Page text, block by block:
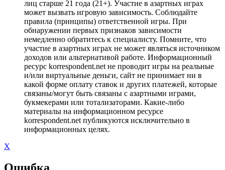
лиц старше 21 года (21+). Участие в азартных играх
может вызвать игровую зависимость. Соблюдайте
правила (принципы) ответственной игры. При
обнаружении первых признаков зависимости
немедленно обратитесь к специалисту. Помните, что
участие в азартных играх не может являться источником
доходов или альтернативой работе. Информационный
ресурс korrespondent.net не проводит игры на реальные
и/или виртуальные деньги, сайт не принимает ни в
какой форме оплату ставок и других платежей, которые
связаны/могут быть связаны с азартными играми,
букмекерами или тотализаторами. Какие-либо
материалы на информационном ресурсе
korrespondent.net публикуются исключительно в
информационных целях.
X